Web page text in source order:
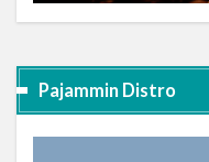
Pajammin Distro